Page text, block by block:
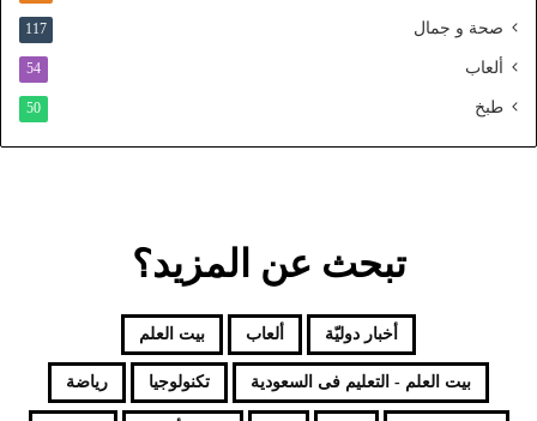
د صحة و جمال 117
ألعاب 54
طبخ 50
تبحث عن المزيد؟
أخبار دوليّة ألعاب بيت العلم
بيت العلم - التعليم فى السعودية تكنولوجيا رياضة